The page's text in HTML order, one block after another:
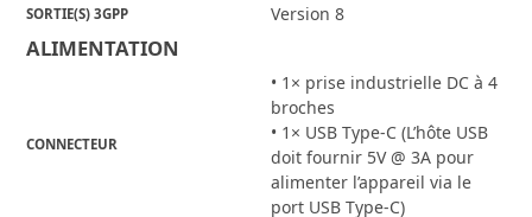
SORTIE(S) 3GPP Version 8
ALIMENTATION
CONNECTEUR
• 1× prise industrielle DC à 4
broches
• 1× USB Type-C (L’hôte USB
doit fournir 5V @ 3A pour
alimenter l’appareil via le
port USB Type-C)